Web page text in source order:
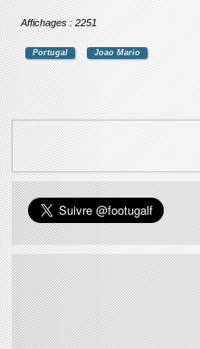
Affichages : 2251
Portugal Joao Mario